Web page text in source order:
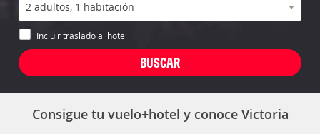
Incluir traslado al hotel
Consigue tu vuelo+hotel y conoce Victoria